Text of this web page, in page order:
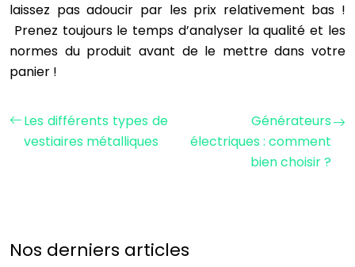
laissez pas adoucir par les prix relativement bas !
Prenez toujours le temps d’analyser la qualité et les
normes du produit avant de le mettre dans votre
panier !
Les différents types de
vestiaires métalliques
Générateurs
électriques : comment
bien choisir ?
Nos derniers articles